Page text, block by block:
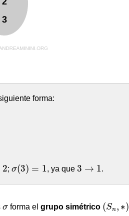
forma:
2;σ(3) = 1
(3) , ya que 3 → 1
3 →1 .
σ
σ forma elgrupo simétrico (Sn, ∗)
(Sn ∗